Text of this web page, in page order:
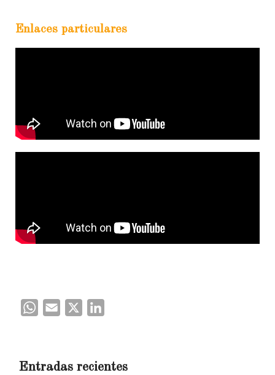
Enlaces particulares
WhatsApp
Email
Entradas recientes